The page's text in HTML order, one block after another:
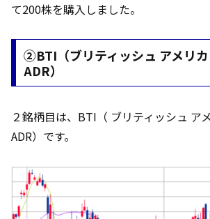
て200株を購入しました。
②BTI（ブリティッシュ アメリ
ADR）
２銘柄目は、BTI（ ブリティッシュ ア
ADR）です。